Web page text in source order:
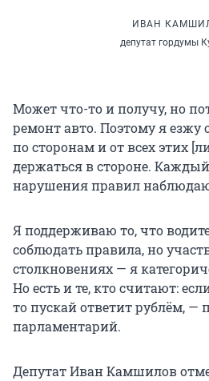
ИВАН
депутат гордумы
Может что-то и получу, но
ремонт авто. Поэтому я езжу
по сторонам и от всех этих
держаться в стороне.
нарушения правил
Я поддерживаю то, что
соблюдать правила, но
столкновениях — я
Но есть и те, кто считают:
то пускай ответит рублём, —
парламентарий.
Депутат Иван Камшилов